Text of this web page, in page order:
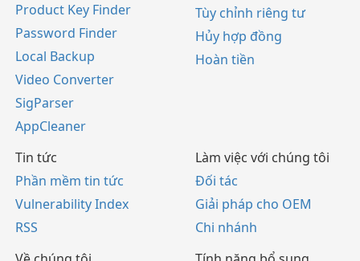
Product Key Finder
Password Finder
Local Backup
Video Converter
SigParser
AppCleaner
Tùy chỉnh riêng tư
Hủy hợp đồng
Hoàn tiền
Tin tức
Phần mềm tin tức
Vulnerability Index
RSS
Làm việc với chúng tôi
Đối tác
Giải pháp cho OEM
Chi nhánh